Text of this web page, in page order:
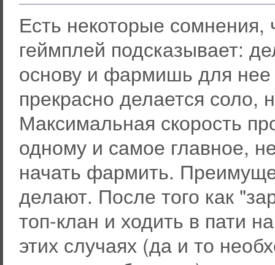
Есть некоторые
геймплей подсказывает:
основу и фармишь для
прекрасно делается соло,
Максимальная скорость
одному и самое главное,
начать фармить.
делают. После того как
топ-клан и ходить в пати
этих случаях (да и то